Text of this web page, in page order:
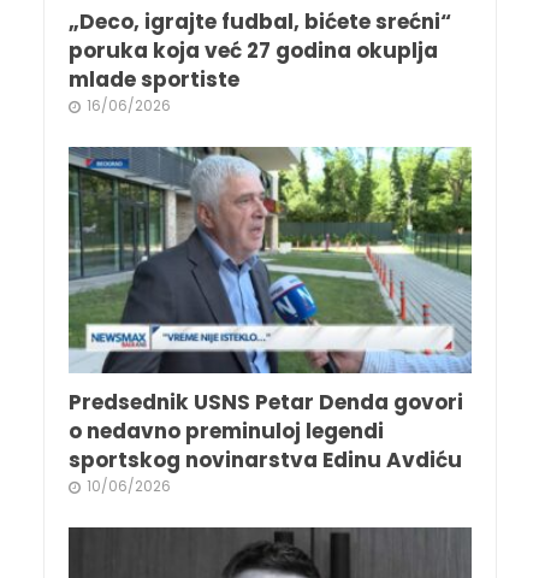
„Deco, igrajte fudbal, bićete srećni“
poruka koja već 27 godina okuplja
mlade sportiste
16/06/2026
Predsednik USNS Petar Denda govori
o nedavno preminuloj legendi
sportskog novinarstva Edinu Avdiću
10/06/2026